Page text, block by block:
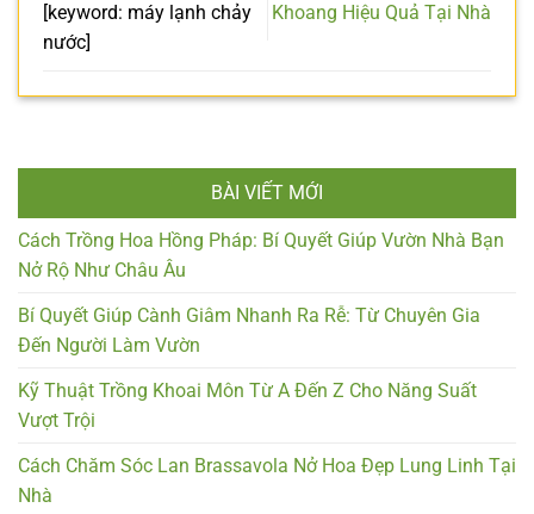
[keyword: máy lạnh chảy
nước]
Khoang Hiệu Quả Tại Nhà
BÀI VIẾT MỚI
Cách Trồng Hoa Hồng Pháp: Bí Quyết Giúp Vườn Nhà Bạn
Nở Rộ Như Châu Âu
Bí Quyết Giúp Cành Giâm Nhanh Ra Rễ: Từ Chuyên Gia
Đến Người Làm Vườn
Kỹ Thuật Trồng Khoai Môn Từ A Đến Z Cho Năng Suất
Vượt Trội
Cách Chăm Sóc Lan Brassavola Nở Hoa Đẹp Lung Linh Tại
Nhà